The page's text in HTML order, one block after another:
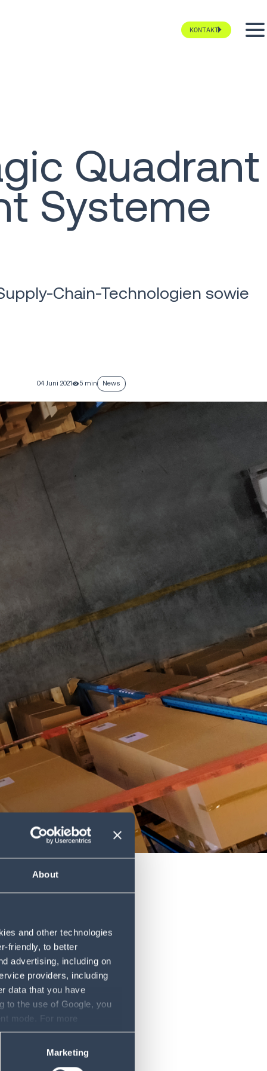
About
and other technologies
friendly, to better
advertising, including on
providers, including
data that you have
to the use of Google, you
mode. For more
refer to our Privacy
Marketing
KONTAKT
Quadrant
Systeme
Chain-Technologien sowie
04 Juni 2021 5 min News
reicht
Chain
unsere
können